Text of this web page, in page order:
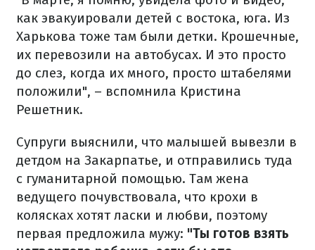
как эвакуировали детей с востока, юга. Из
Харькова тоже там были детки. Крошечные,
их перевозили на автобусах. И это просто
до слез, когда их много, просто штабелями
положили", – вспомнила Кристина
Решетник.
Супруги выяснили, что малышей вывезли в
детдом на Закарпатье, и отправились туда
с гуманитарной помощью. Там жена
ведущего почувствовала, что крохи в
колясках хотят ласки и любви, поэтому
первая предложила мужу: "Ты готов взять